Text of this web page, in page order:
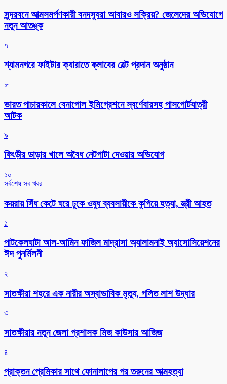
সুন্দরবনে আত্মসমর্পণকারী বনদস্যুরা আবারও সক্রিয়? জেলেদের অভিযোগে
নতুন আতঙ্ক
৭
শ্যামনগরে ফাইটার ক্যারাতে ক্লাবের বেল্ট প্রদান অনুষ্ঠান
৮
ভারত পাচারকালে বেনাপোল ইমিগ্রেশনে স্বর্ণেবারসহ পাসপোর্টযাত্রী
আটক
৯
ফিংড়ীর ডাড়ার খালে অবৈধ নেটপাটা দেওয়ার অভিযোগ
১০
সর্বশেষ সব খবর
কয়রায় সিঁধ কেটে ঘরে ঢুকে ওষুধ ব্যবসায়ীকে কুপিয়ে হত্যা, স্ত্রী আহত
১
পাটকেলঘাটা আল-আমিন ফাজিল মাদ্রাসা অ্যালামনাই অ্যাসোসিয়েশনের
ঈদ পুনর্মিলনী
২
সাতক্ষীরা শহরে এক নারীর অস্বাভাবিক মৃত্যু, গলিত লাশ উদ্ধার
৩
সাতক্ষীরার নতুন জেলা প্রশাসক মিজ কাউসার আজিজ
৪
প্রাক্তন প্রেমিকার সাথে ফোনালাপের পর তরুনের আত্মহত্যা